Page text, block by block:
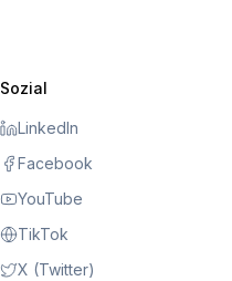
Sozial
LinkedIn
Facebook
YouTube
TikTok
X (Twitter)